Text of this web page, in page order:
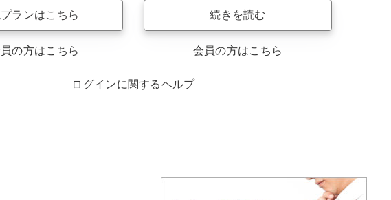
ランはこちら
の方はこちら
続きを読む
会員の方はこちら
ログインに関するヘルプ